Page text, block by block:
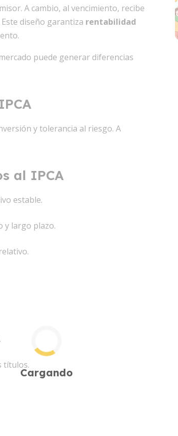
A cambio, al vencimiento, recibe
diseño garantiza rentabilidad
puede generar diferencias
y tolerancia al riesgo. A
al IPCA
estable.
y largo plazo.
títulos.